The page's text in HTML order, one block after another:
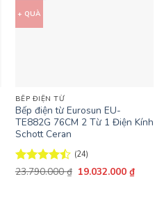
+ QUÀ
BẾP ĐIỆN TỪ
Bếp điện từ Eurosun EU-
TE882G 76CM 2 Từ 1 Điện Kính
Schott Ceran
Được xếp
(24)
23.790.000₫ Giá
19.032.000 ₫Giá
hiện